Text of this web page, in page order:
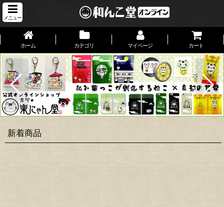
メニュー
ホーム カテゴリ マイページ カート
新着商品